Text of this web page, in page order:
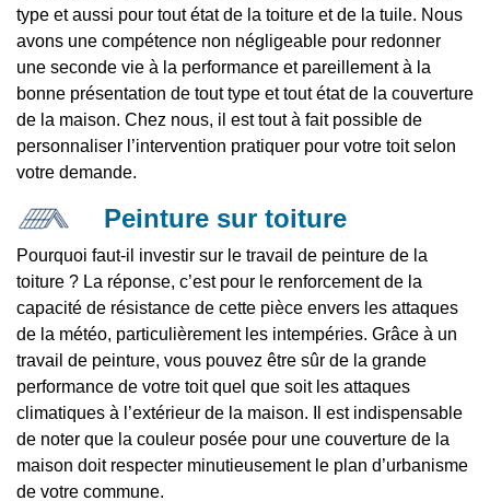
type et aussi pour tout état de la toiture et de la tuile. Nous
avons une compétence non négligeable pour redonner
une seconde vie à la performance et pareillement à la
bonne présentation de tout type et tout état de la couverture
de la maison. Chez nous, il est tout à fait possible de
personnaliser l’intervention pratiquer pour votre toit selon
votre demande.
Peinture sur toiture
Pourquoi faut-il investir sur le travail de peinture de la
toiture ? La réponse, c’est pour le renforcement de la
capacité de résistance de cette pièce envers les attaques
de la météo, particulièrement les intempéries. Grâce à un
travail de peinture, vous pouvez être sûr de la grande
performance de votre toit quel que soit les attaques
climatiques à l’extérieur de la maison. Il est indispensable
de noter que la couleur posée pour une couverture de la
maison doit respecter minutieusement le plan d’urbanisme
de votre commune.